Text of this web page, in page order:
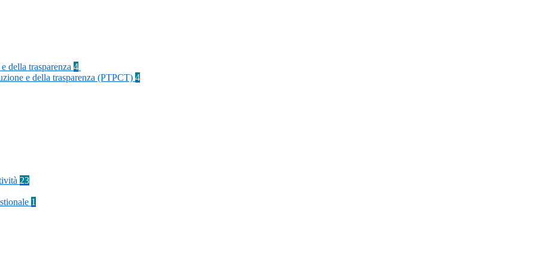
della trasparenza 4
e della trasparenza (PTPCT) 4
23
1